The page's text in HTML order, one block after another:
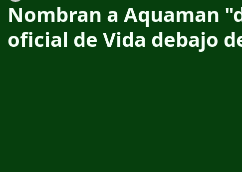
Nombran a Aquaman
oficial de Vida debajo